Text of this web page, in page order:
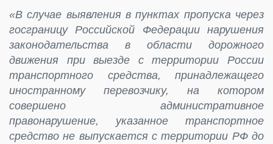
«В случае выявления в пунктах пропуска через
госграницу Российской Федерации нарушения
законодательства в области дорожного
движения при выезде с территории России
транспортного средства, принадлежащего
иностранному перевозчику, на котором
совершено административное
правонарушение, указанное транспортное
средство не выпускается с территории РФ до